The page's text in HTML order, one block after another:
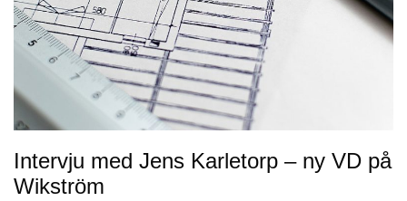
Intervju med Jens Karletorp – ny VD på
Wikström